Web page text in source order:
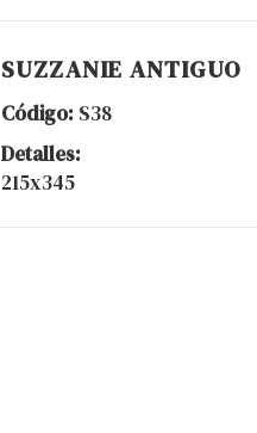
SUZZANIE ANTIGUO
Código: S38
Detalles:
215x345